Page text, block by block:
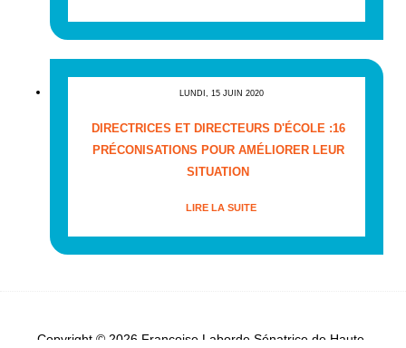
LUNDI, 15 JUIN 2020
DIRECTRICES ET DIRECTEURS D'ÉCOLE :16
PRÉCONISATIONS POUR AMÉLIORER LEUR
SITUATION
LIRE LA SUITE
Copyright © 2026 Françoise Laborde Sénatrice de Haute-